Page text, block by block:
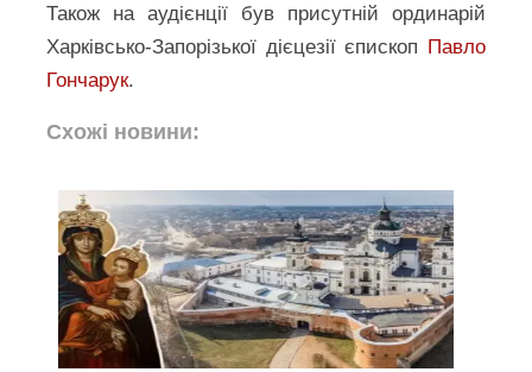
Також на аудієнції був присутній ординарій
Харківсько-Запорізької дієцезії єпископ Павло
Гончарук.
Схожі новини: